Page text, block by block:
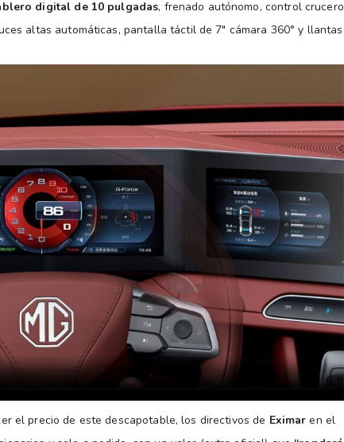
digital de 10 pulgadas, frenado autónomo, control crucero
altas automáticas, pantalla táctil de 7″ cámara 360° y llantas
el precio de este descapotable, los directivos de Eximar en el